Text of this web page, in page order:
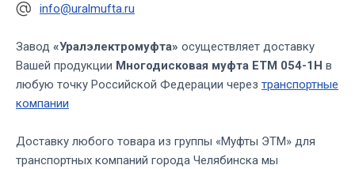
info@uralmufta.ru
Завод «Уралэлектромуфта» осуществляет доставку
Вашей продукции Многодисковая муфта ЕТМ 054-1Н в
любую точку Российской Федерации через транспортные
компании
Доставку любого товара из группы «Муфты ЭТМ» для
транспортных компаний города Челябинска мы